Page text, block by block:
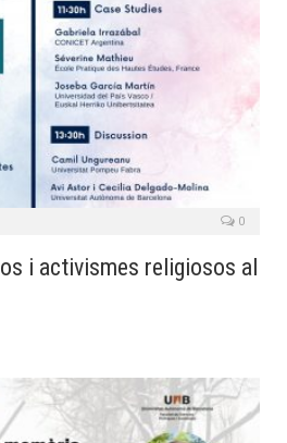
0
i activismes religiosos al